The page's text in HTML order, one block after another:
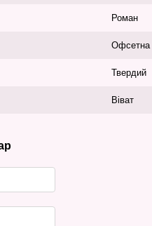
Роман
Офсетна
Твердий
Віват